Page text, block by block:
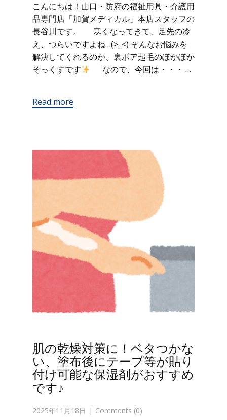
こんにちは！山口・防府の福祉用具・介護用
品専門店「加賀メディカル」本店スタッフの
長谷川です。 寒くなってきて、足先の冷
え、つらいですよね…(>_<) そんなお悩みを
解決してくれるのが、裏ボア起毛のぽかぽか
そっくすです
なので、今回は・・・ …
Read more
肌の乾燥対策に！ベタつかな
い、塗布後にテープ等が貼り
付け可能な保湿剤がおすすめ
です♪
2025年11月18日 Comments (0)